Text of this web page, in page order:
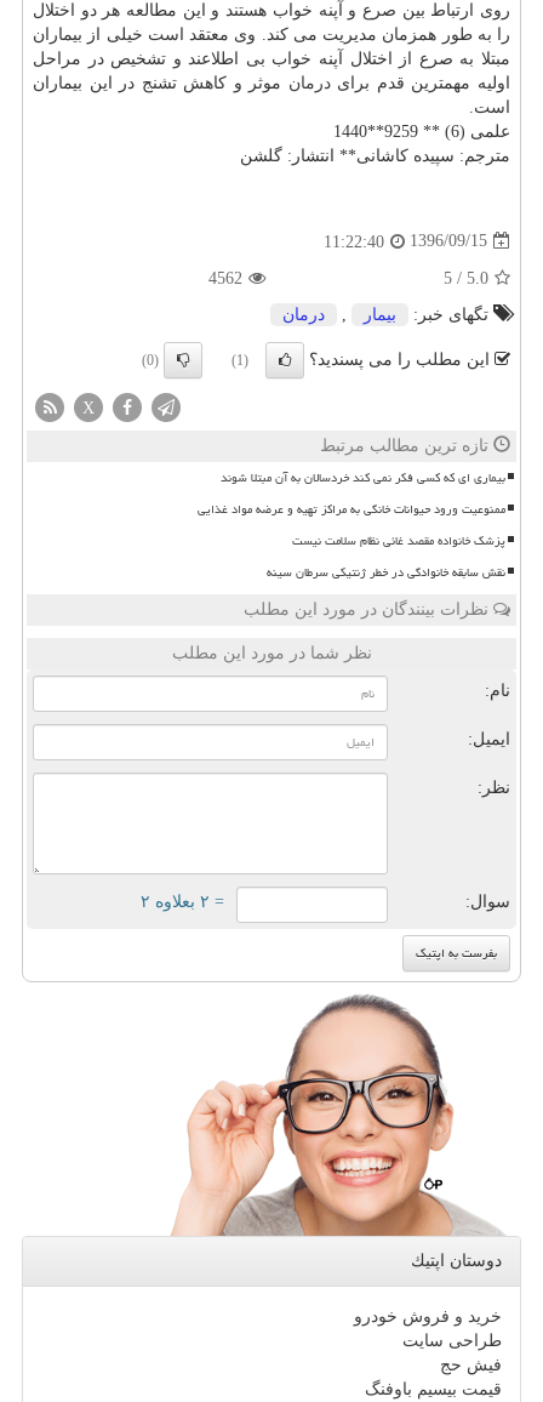
روی ارتباط بین صرع و آپنه خواب هستند و این مطالعه هر دو اختلال
را به طور همزمان مدیریت می كند. وی معتقد است خیلی از بیماران
مبتلا به صرع از اختلال آپنه خواب بی اطلاعند و تشخیص در مراحل
اولیه مهمترین قدم برایدرمان موثر و كاهش تشنج در این بیماران
است.
علمی (6) ** 9259**1440
مترجم: سپیده كاشانی** انتشار: گلشن
1396/09/15
11:22:40
5.0
/
5
4562
تگهای خبر:
بیمار درمان
این مطلب را می پسندید؟ (1)
(0)
X
تازه ترین مطالب مرتبط
بیماری ای که کسی فکر نمی کند خردسالان به آن مبتلا شوند
ممنوعیت ورود حیوانات خانگی به مراکز تهیه و عرضه مواد غذایی
پزشک خانواده مقصد غائی نظام سلامت نیست
نقش سابقه خانوادگی در خطر ژنتیکی سرطان سینه
نظرات بینندگان در مورد این مطلب
نظر شما در مورد این مطلب
نام:
ایمیل:
نظر:
سوال: = ۲ بعلاوه ۲
دوستان اپتیك
خرید و فروش خودرو
طراحی سایت
فیش حج
قیمت بیسیم باوفنگ